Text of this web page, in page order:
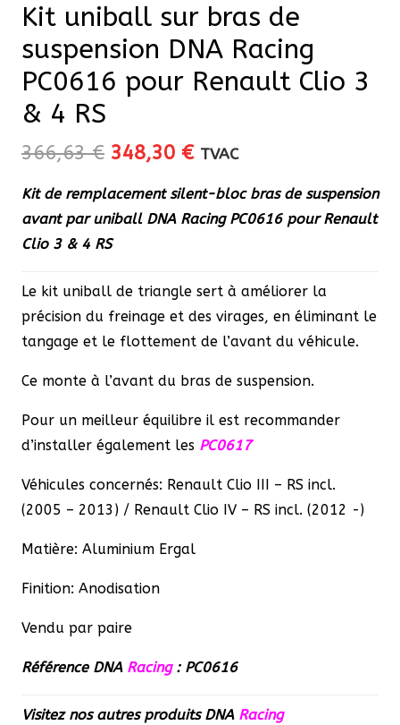
Kit uniball sur bras de
suspension DNA Racing
PC0616 pour Renault Clio 3
& 4 RS
366,63€ Le
initial
était :
366,63 €.
348,30 €Le
actuel
est :
TVAC
Kit de remplacement silent-bloc bras de suspension
avant par uniball DNA RacingPC0616pour Renault
Clio 3 & 4 RS
Le kit uniball de triangle sert à améliorer la
précision du freinage et des virages, en éliminant le
tangage et le flottement de l’avant du véhicule.
Ce monte à l’avant du bras de suspension.
Pour un meilleur équilibre il est recommander
d’installer également les PC0617
Véhicules concernés: Renault Clio III – RS incl.
(2005 – 2013) / Renault Clio IV – RS incl. (2012 -)
Matière: Aluminium Ergal
Finition: Anodisation
Vendu par paire
Référence DNA Racing: PC0616
Visitez nos autres produitsDNA Racing